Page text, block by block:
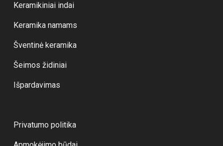
Keramikiniai indai
Keramika namams
Šventinė keramika
Šeimos židiniai
Išpardavimas
Privatumo politika